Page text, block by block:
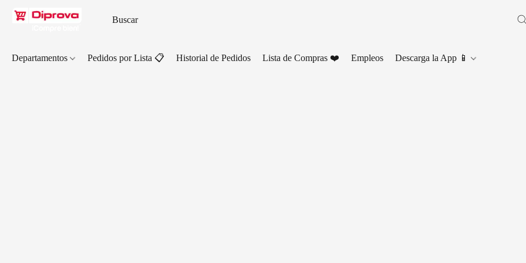
Departamentos Pedidos por Lista 📋 Historial de Pedidos Lista de Compras ❤️ Empleos Descarga la App 📱